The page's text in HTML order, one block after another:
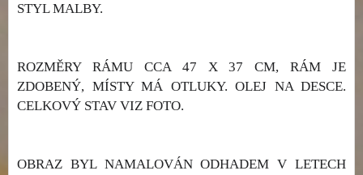
STYL MALBY.
ROZMĚRY RÁMU CCA 47 X 37 CM, RÁM JE
ZDOBENÝ, MÍSTY MÁ OTLUKY. OLEJ NA DESCE.
CELKOVÝ STAV VIZ FOTO.
OBRAZ BYL NAMALOVÁN ODHADEM V LETECH